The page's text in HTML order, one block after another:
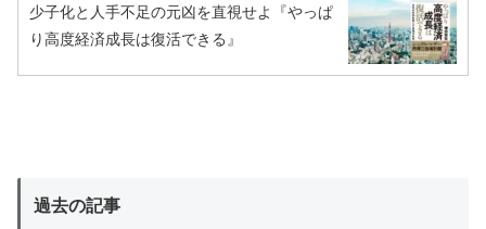
少子化と人手不足の元凶を直視せよ『やっぱ
り高度経済成長は復活できる』
過去の記事